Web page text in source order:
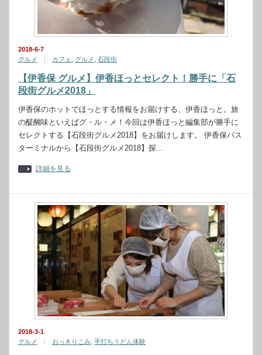
2018-6-7
グルメ
カフェ グルメ 石段街
【伊香保 グルメ】伊香ほっとセレクト！勝手に「石
段街グルメ2018」
伊香保のホットでほっとする情報をお届けする、伊香ほっと。旅
の醍醐味といえばグ・ル・メ！今回は伊香ほっと編集部が勝手に
セレクトする【石段街グルメ2018】をお届けします。 伊香保バス
ターミナルから【石段街グルメ2018】探…
詳細を見る
2018-3-1
グルメ
おっきりこみ 手打ちうどん体験